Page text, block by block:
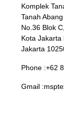
Komplek
Tanah
No.36 Blok
Kota Jakarta
Jakarta
Phone :+62
Gmail